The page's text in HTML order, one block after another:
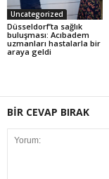
Uncategorized
Düsseldorf’ta sağlık
buluşması: Acıbadem
uzmanları hastalarla bir
araya geldi
BİR CEVAP BIRAK